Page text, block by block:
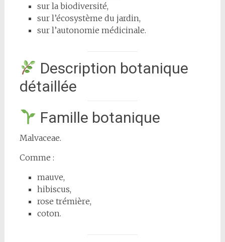
sur la biodiversité,
sur l’écosystème du jardin,
sur l’autonomie médicinale.
Description botanique
détaillée
Famille botanique
Malvaceae.
Comme :
mauve,
hibiscus,
rose trémière,
coton.